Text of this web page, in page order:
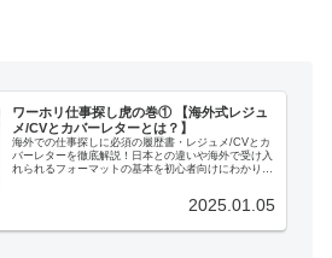
ワーホリ仕事探し虎の巻① 【海外式レジュ
メ/CVとカバーレターとは？】
海外での仕事探しに必須の履歴書・レジュメ/CVとカ
バーレターを徹底解説！日本との違いや海外で受け入
れられるフォーマットの基本を初心者向けにわかりや
2025.01.05